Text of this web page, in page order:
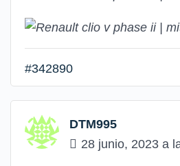
#342890
DTM995
28 junio, 2023 a